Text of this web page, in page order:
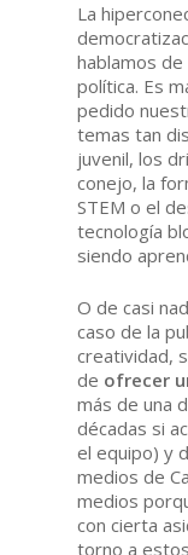
La
hablamos
política. Es
pedido
temas tan
juvenil, los
conejo, la
STEM o el
tecnología
siendo
O de casi
caso de la
creatividad,
de ofrecer
más de una
décadas si
el equipo) y
medios de
medios
con cierta
torno a